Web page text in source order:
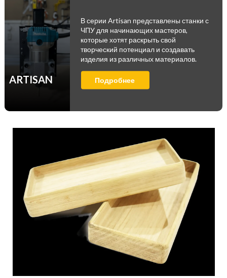
ARTISAN
В серии Artisan представлены станки с
ЧПУ для начинающих мастеров,
которые хотят раскрыть свой
творческий потенциал и создавать
изделия из различных материалов.
Подробнее